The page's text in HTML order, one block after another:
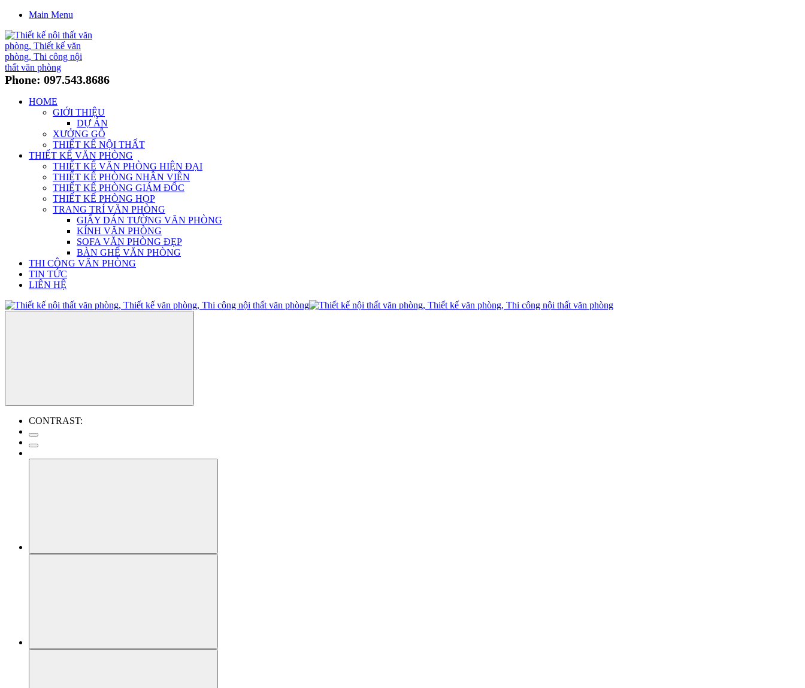
Main Menu
Phone: 097.543.8686
HOME
GIỚI THIỆU
DỰ ÁN
XƯỞNG GỖ
THIẾT KẾ NỘI THẤT
THIẾT KẾ VĂN PHÒNG
THIẾT KẾ VĂN PHÒNG HIỆN ĐẠI
THIẾT KẾ PHÒNG NHÂN VIÊN
THIẾT KẾ PHÒNG GIÁM ĐỐC
THIẾT KẾ PHÒNG HỌP
TRANG TRÍ VĂN PHÒNG
GIẤY DÁN TƯỜNG VĂN PHÒNG
KÍNH VĂN PHÒNG
SOFA VĂN PHÒNG ĐẸP
BÀN GHẾ VĂN PHÒNG
THI CÔNG VĂN PHÒNG
TIN TỨC
LIÊN HỆ
CONTRAST: